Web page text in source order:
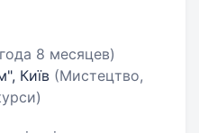
8 месяцев)
Київ (Мистецтво,